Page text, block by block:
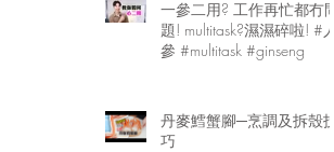
一參二用? 工作再忙都冇問
題! multitask?濕濕碎啦! #人
參 #multitask #ginseng
丹麥鱈蟹腳─烹調及拆殼技
巧